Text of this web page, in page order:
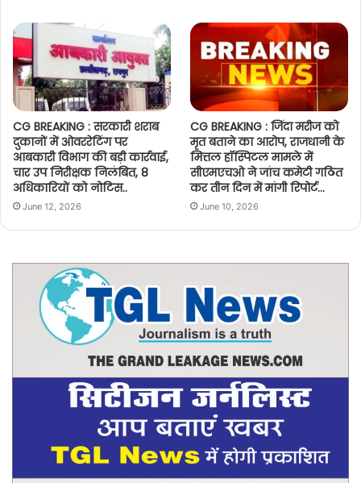
CG BREAKING : सरकारी शराब
दुकानों में ओवररेटिंग पर
आबकारी विभाग की बड़ी कार्रवाई,
चार उप निरीक्षक निलंबित, 8
अधिकारियों को नोटिस..
June 12, 2026
CG BREAKING : जिंदा मरीज को
मृत बताने का आरोप, राजधानी के
मित्तल हॉस्पिटल मामले में
सीएमएचओ ने जांच कमेटी गठित
कर तीन दिन में मांगी रिपोर्ट…
June 10, 2026